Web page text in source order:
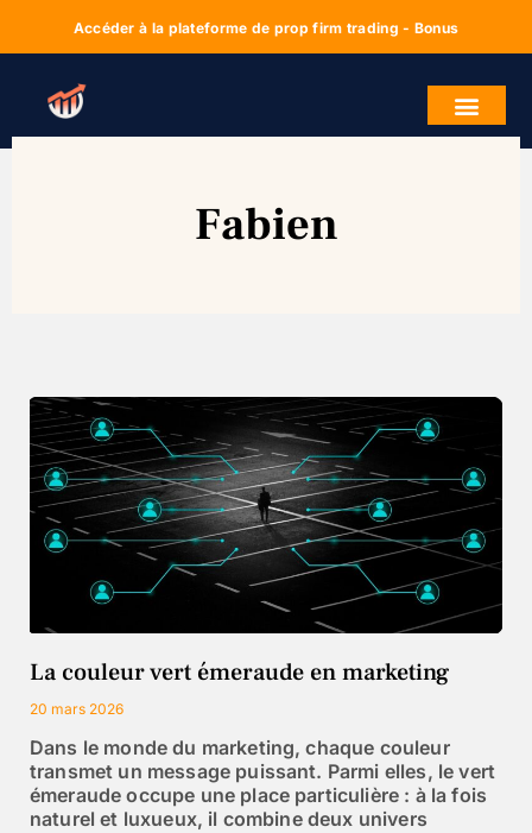
Accéder à la plateforme de prop firm trading - Bonus
Fabien
La couleur vert émeraude en marketing
20 mars 2026
Dans le monde du marketing, chaque couleur
transmet un message puissant. Parmi elles, le vert
émeraude occupe une place particulière : à la fois
naturel et luxueux, il combine deux univers